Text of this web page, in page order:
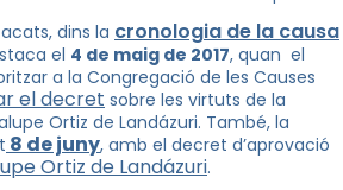
dins la cronologia de la causa
el 4 de maig de 2017, quan el
a la Congregació de les Causes
el decret sobre les virtuts de la
Ortiz de Landázuri. També, la
8 de juny, amb el decret d’aprovació
Ortiz de Landázuri.